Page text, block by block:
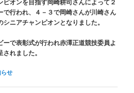
で行われ、４－３で岡崎さんが川崎さん
ニアチャンピオンとなりました。
で表彰式が行われ赤澤正道競技委員よ
れました。
せ